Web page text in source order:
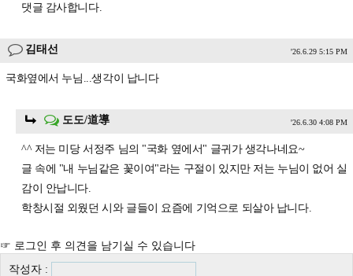
댓글 감사합니다.
김태선 '26.6.29 5:15 PM
국화옆에서 누님...생각이 납니다
도도/道導 '26.6.30 4:08 PM
^^ 저는 미당 서정주 님의 "국화 옆에서" 글귀가 생각나네요~
글 속에 "내 누님같은 꽃이여"라는 구절이 있지만 저는 누님이 없어 실
감이 안납니다.
학창시절 외웠던 시와 글들이 요즘에 기억으로 되살아 납니다.
☞ 로그인 후 의견을 남기실 수 있습니다
작성자 :